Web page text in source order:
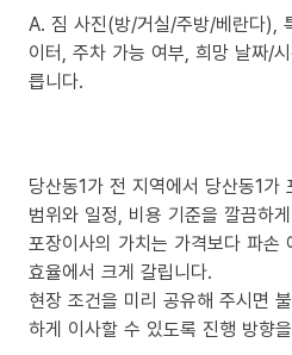
A. 짐 사진(방/거실/주방/베란다),
이터, 주차 가능 여부, 희망 날짜/
릅니다.
당산동1가 전 지역에서 당산동1가
범위와 일정, 비용 기준을 깔끔하
포장이사의 가치는 가격보다 파손
효율에서 크게 갈립니다.
현장 조건을 미리 공유해 주시면
하게 이사할 수 있도록 진행 방향